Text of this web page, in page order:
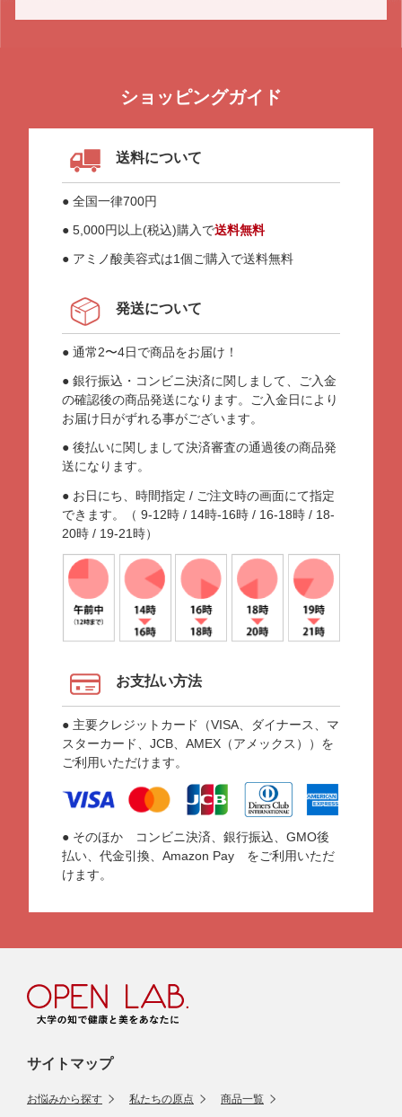
ショッピングガイド
送料について
● 全国一律700円
● 5,000円以上(税込)購入で送料無料
● アミノ酸美容式は1個ご購入で送料無料
発送について
● 通常2〜4日で商品をお届け！
● 銀行振込・コンビニ決済に関しまして、ご入金
の確認後の商品発送になります。ご入金日により
お届け日がずれる事がございます。
● 後払いに関しまして決済審査の通過後の商品発
送になります。
● お日にち、時間指定 / ご注文時の画面にて指定
できます。（ 9-12時 / 14時-16時 / 16-18時 / 18-
20時 / 19-21時）
お支払い方法
● 主要クレジットカード（VISA、ダイナース、マ
スターカード、JCB、AMEX（アメックス））を
ご利用いただけます。
● そのほか コンビニ決済、銀行振込、GMO後
払い、代金引換、Amazon Pay をご利用いただ
けます。
サイトマップ
お悩みから探す 私たちの原点 商品一覧